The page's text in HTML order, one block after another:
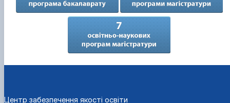
Центр забезпечення якості освіти